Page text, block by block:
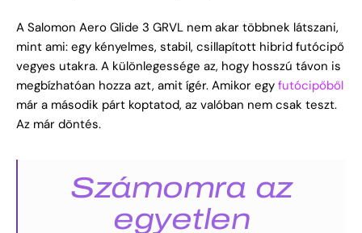
A Salomon Aero Glide 3 GRVL nem akar többnek látszani,
mint ami: egy kényelmes, stabil, csillapított hibrid futócipő
vegyes utakra. A különlegessége az, hogy hosszú távon is
megbízhatóan hozza azt, amit ígér. Amikor egy futócipőből
már a második párt koptatod, az valóban nem csak teszt.
Az már döntés.
Számomra az
egyetlen